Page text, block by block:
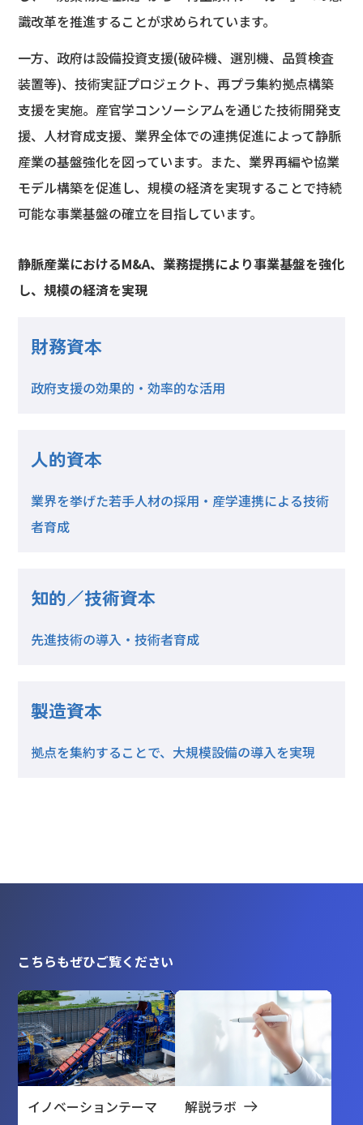
識改革を推進することが求められています。
一方、政府は設備投資支援(破砕機、選別機、品質検査
装置等)、技術実証プロジェクト、再プラ集約拠点構築
支援を実施。産官学コンソーシアムを通じた技術開発支
援、人材育成支援、業界全体での連携促進によって静脈
産業の基盤強化を図っています。また、業界再編や協業
モデル構築を促進し、規模の経済を実現することで持続
可能な事業基盤の確立を目指しています。
静脈産業におけるM&A、業務提携により事業基盤を強化
し、規模の経済を実現
財務資本
政府支援の効果的・効率的な活用
人的資本
業界を挙げた若手人材の採用・産学連携による技術
者育成
知的／技術資本
先進技術の導入・技術者育成
製造資本
拠点を集約することで、大規模設備の導入を実現
こちらもぜひご覧ください
イノベーションテーマ 解説ラボ